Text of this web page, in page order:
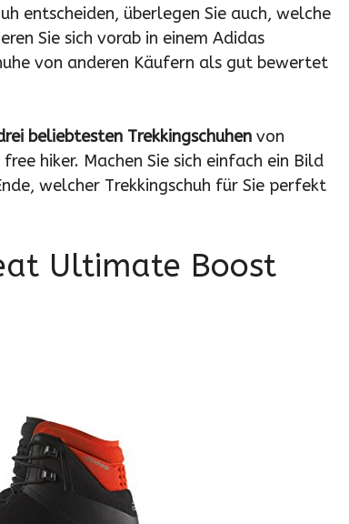
entscheiden, überlegen Sie auch, welche
Sie sich vorab in einem Adidas
von anderen Käufern als gut bewertet
beliebtesten Trekkingschuhen von
hiker. Machen Sie sich einfach ein Bild
welcher Trekkingschuh für Sie perfekt
Ultimate Boost